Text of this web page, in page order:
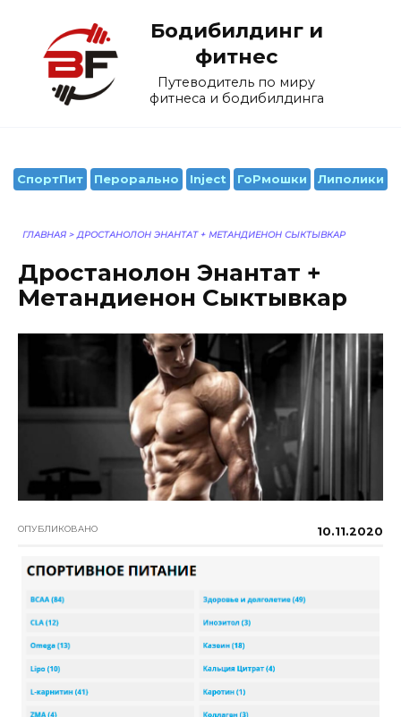
содержанию
Бодибилдинг и
фитнес
Путеводитель по миру
фитнеса и бодибилдинга
СпортПит Перорально Inject ГоРмошки Липолики
ГЛАВНАЯ > ДРОСТАНОЛОН ЭНАНТАТ + МЕТАНДИЕНОН СЫКТЫВКАР
Дростанолон Энантат +
Метандиенон Сыктывкар
ОПУБЛИКОВАНО 10.11.2020